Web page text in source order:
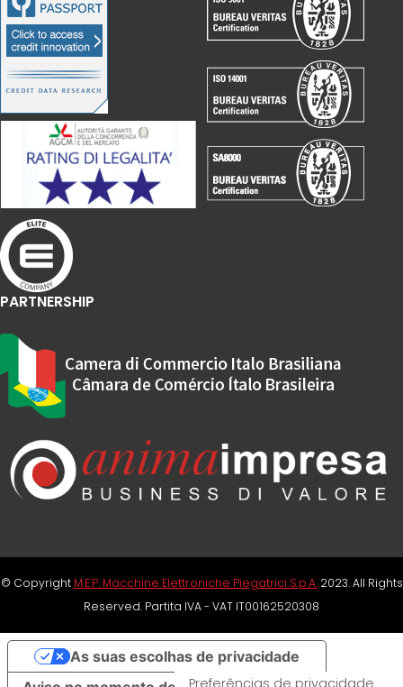
PARTNERSHIP
© Copyright M.E.P. Macchine Elettroniche Piegatrici S.p.A.2023. All Rights
Reserved. Partita IVA - VAT IT00162520308
As suas escolhas de privacidade